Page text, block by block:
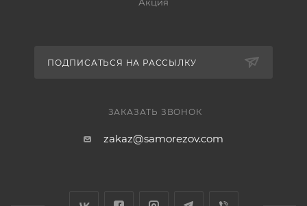
ПОДПИСАТЬСЯ НА РАССЫЛКУ
ЗАКАЗАТЬ ЗВОНОК
zakaz@samorezov.com